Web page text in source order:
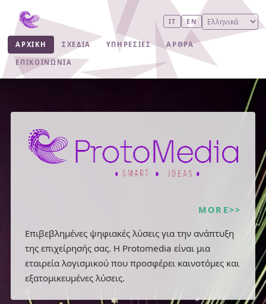
ΑΡΧΙΚΗ ΣΧΕΔΙΑ ΥΠΗΡΕΣΙΕΣ
ΑΡΘΡΑ
ΕΠΙΚΟΙΝΩΝΙΑ
IT EN
MORE>>
Επιβεβλημένες ψηφιακές λύσεις για την ανάπτυξη
της επιχείρησής σας. Η Protomedia είναι μια
εταιρεία λογισμικού που προσφέρει καινοτόμες και
εξατομικευμένες λύσεις.